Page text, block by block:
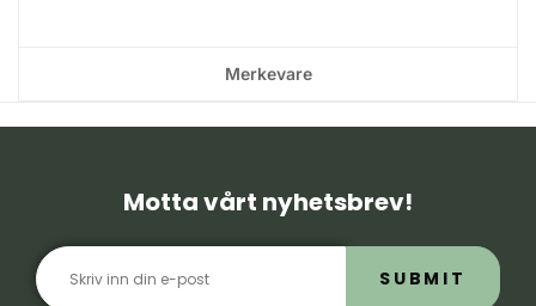
Merkevare
Motta vårt nyhetsbrev!
SUBMIT